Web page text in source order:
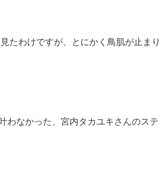
たわけですが、とにかく鳥肌が止まり
わなかった、宮内タカユキさんのステ